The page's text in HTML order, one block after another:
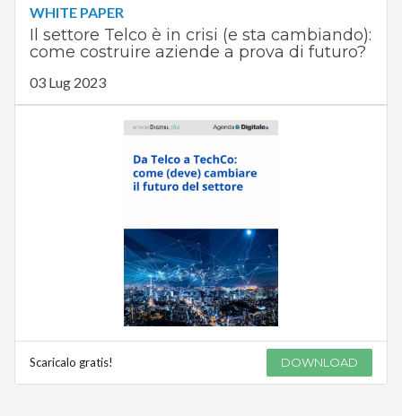
WHITE PAPER
Il settore Telco è in crisi (e sta cambiando):
come costruire aziende a prova di futuro?
03 Lug 2023
Scaricalo gratis! DOWNLOAD